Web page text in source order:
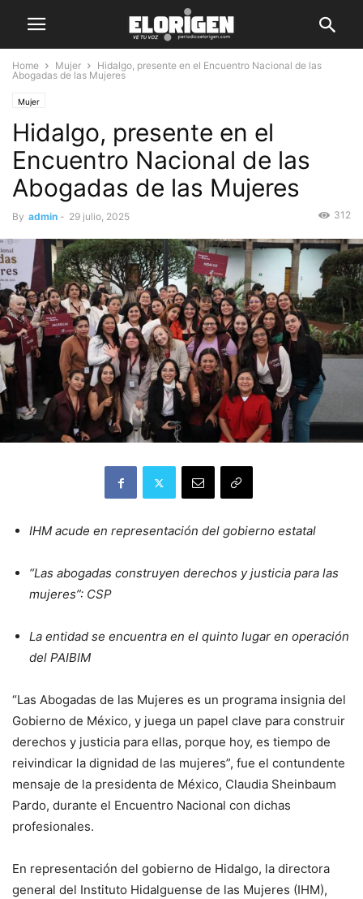
Home Mujer
Hidalgo, presente en el Encuentro Nacional de las
Abogadas de las Mujeres
Mujer
Hidalgo, presente en el
Encuentro Nacional de las
Abogadas de las Mujeres
By admin - 29 julio, 2025 312
IHM acude en representación del gobierno estatal
“Las abogadas construyen derechos y justicia para las
mujeres”: CSP
La entidad se encuentra en el quinto lugar en operación
del PAIBIM
“Las Abogadas de las Mujeres es un programa insignia del
Gobierno de México, y juega un papel clave para construir
derechos y justicia para ellas, porque hoy, es tiempo de
reivindicar la dignidad de las mujeres”, fue el contundente
mensaje de la presidenta de México, Claudia Sheinbaum
Pardo, durante el Encuentro Nacional con dichas
profesionales.
En representación del gobierno de Hidalgo, la directora
general del Instituto Hidalguense de las Mujeres (IHM),